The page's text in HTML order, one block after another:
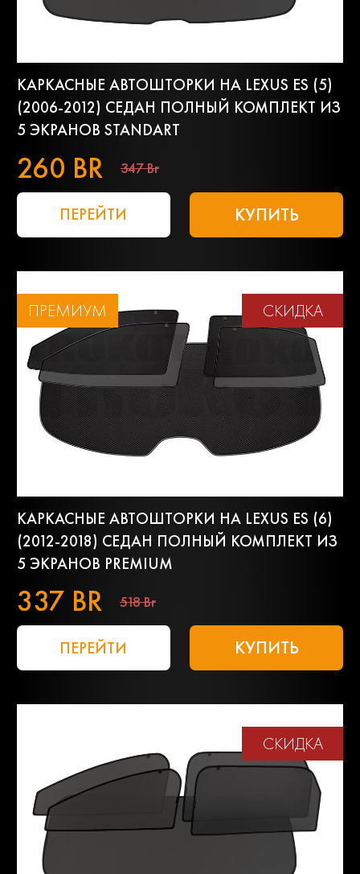
КАРКАСНЫЕ АВТОШТОРКИ НА LEXUS ES (5)
(2006-2012) СЕДАН ПОЛНЫЙ КОМПЛЕКТ ИЗ
5 ЭКРАНОВ STANDART
260 BR 347 Br
ПЕРЕЙТИ КУПИТЬ
ПРЕМИУМ СКИДКА
КАРКАСНЫЕ АВТОШТОРКИ НА LEXUS ES (6)
(2012-2018) СЕДАН ПОЛНЫЙ КОМПЛЕКТ ИЗ
5 ЭКРАНОВ PREMIUM
337 BR 518 Br
ПЕРЕЙТИ КУПИТЬ
СКИДКА